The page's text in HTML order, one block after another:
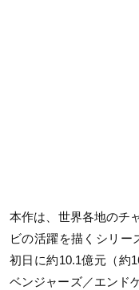
本作は、世界各地のチ
ビの活躍を描くシリー
初日に約10.1億元（約
ベンジャーズ／エンド